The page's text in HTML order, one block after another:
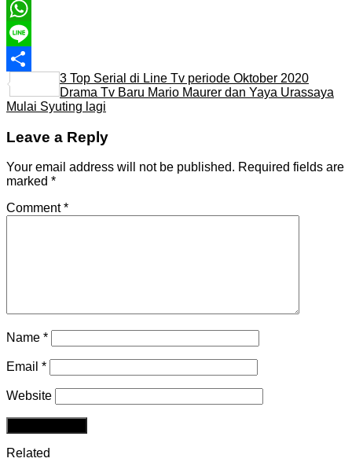
Email
WhatsApp
Line
Share
3 Top Serial di Line Tv periode Oktober 2020
Drama Tv Baru Mario Maurer dan Yaya Urassaya
Mulai Syuting lagi
Leave a Reply
Your email address will not be published. Required fields are
marked *
Comment*
Name *
Email *
Website
Related